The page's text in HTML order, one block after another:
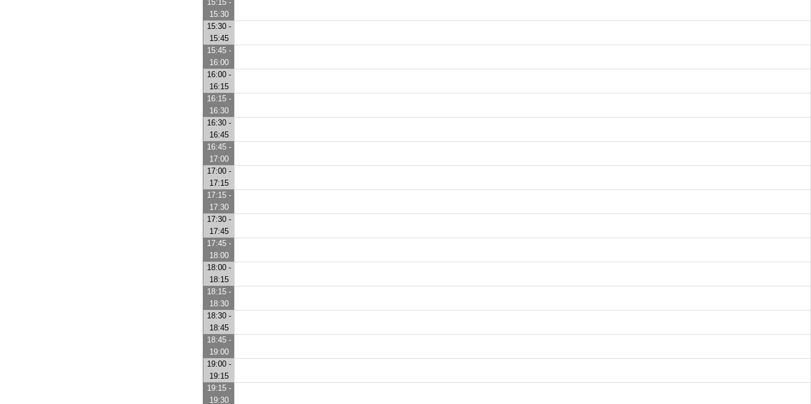
15:15 -
15:30
15:30 -
15:45
15:45 -
16:00
16:00 -
16:15
16:15 -
16:30
16:30 -
16:45
16:45 -
17:00
17:00 -
17:15
17:15 -
17:30
17:30 -
17:45
17:45 -
18:00
18:00 -
18:15
18:15 -
18:30
18:30 -
18:45
18:45 -
19:00
19:00 -
19:15
19:15 -
19:30